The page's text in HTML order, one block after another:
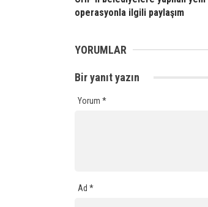
operasyonla ilgili paylaşım
YORUMLAR
Bir yanıt yazın
Yorum *
Ad *